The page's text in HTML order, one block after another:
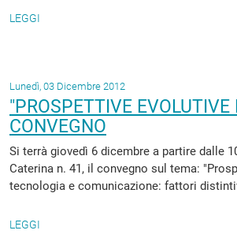
LEGGI
Lunedì, 03 Dicembre 2012
"PROSPETTIVE
CONVEGNO
Si terrà giovedì 6 dicembre a partire dalle
Caterina n. 41, il convegno sul tema:
tecnologia e comunicazione: fattori
LEGGI